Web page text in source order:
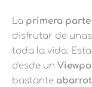
La primera
disfrutar de
toda la vida.
desde un
bastante